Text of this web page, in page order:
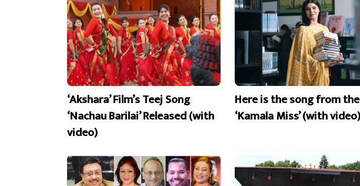
‘Akshara’ Film’s Teej Song
‘Nachau Barilai’ Released (with
video)
Here is the song from
‘Kamala Miss’ (with video)